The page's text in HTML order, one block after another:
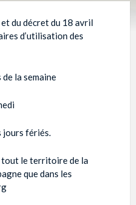
du décret du 18 avril
d’utilisation des
la semaine
jours fériés.
tout le territoire de la
que dans les